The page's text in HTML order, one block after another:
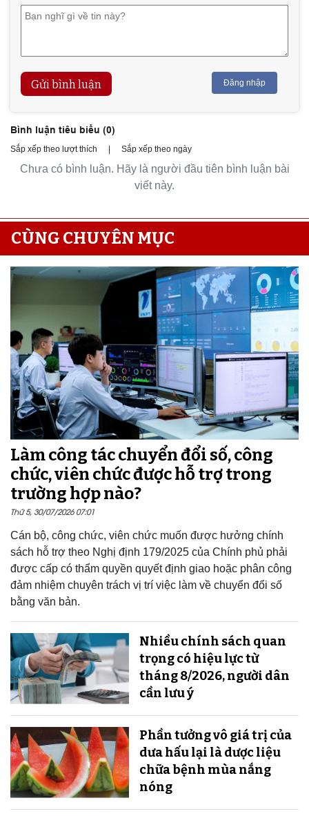
Gửi bình luận Đăng nhập
Bình luận tiêu biểu (0)
Sắp xếp theo lượt thích | Sắp xếp theo ngày
Chưa có bình luận. Hãy là người đầu tiên bình luận bài
viết này.
CÙNG CHUYÊN MỤC
Làm công tác chuyển đổi số, công
chức, viên chức được hỗ trợ trong
trường hợp nào?
Thứ 5, 30/07/2026 07:01
Cán bộ, công chức, viên chức muốn được hưởng chính
sách hỗ trợ theo Nghị định 179/2025 của Chính phủ phải
được cấp có thẩm quyền quyết định giao hoặc phân công
đảm nhiệm chuyên trách vị trí việc làm về chuyển đổi số
bằng văn bản.
Nhiều chính sách quan
trọng có hiệu lực từ
tháng 8/2026, người dân
cần lưu ý
Phần tưởng vô giá trị của
dưa hấu lại là dược liệu
chữa bệnh mùa nắng
nóng